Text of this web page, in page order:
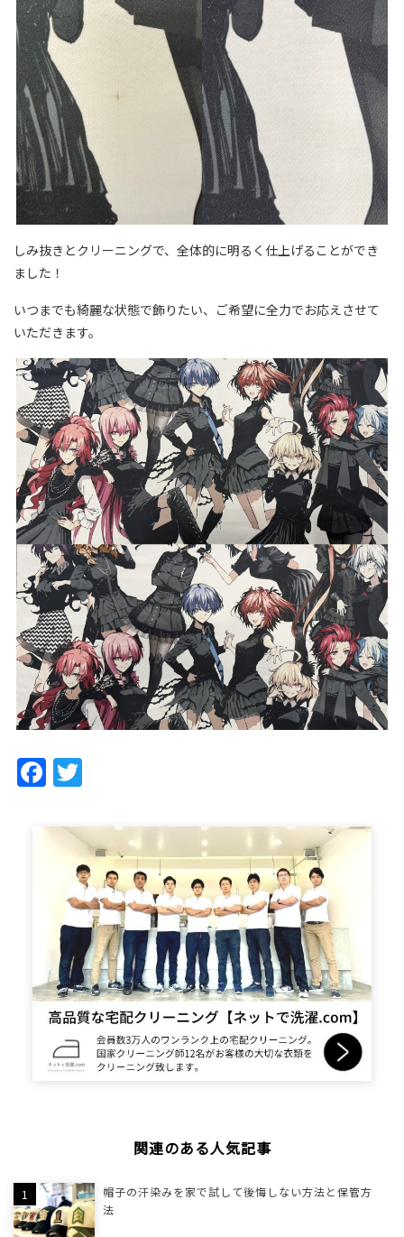
しみ抜きとクリーニングで、全体的に明るく仕上げることができ
ました！
いつまでも綺麗な状態で飾りたい、ご希望に全力でお応えさせて
いただきます。
Facebook
関連のある人気記事
帽子の汗染みを家で試して後悔しない方法と保管方
法